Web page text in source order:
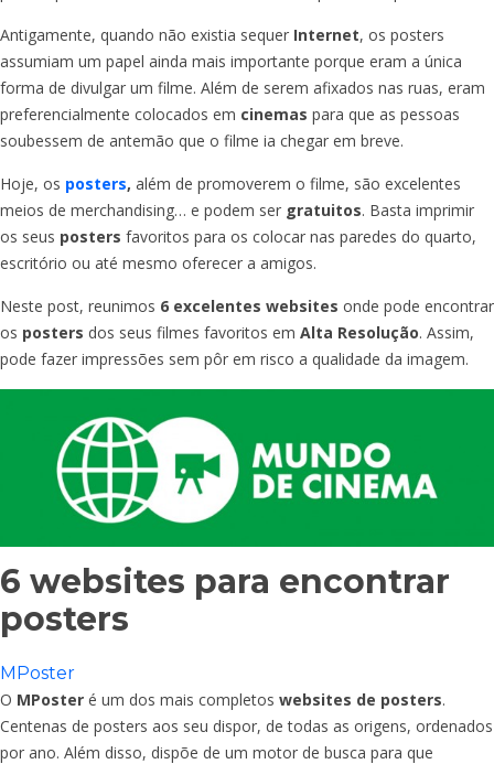
Antigamente, quando não existia sequer Internet, os posters
assumiam um papel ainda mais importante porque eram a única
forma de divulgar um filme. Além de serem afixados nas ruas, eram
preferencialmente colocados em cinemas para que as pessoas
soubessem de antemão que o filme ia chegar em breve.
Hoje, os posters, além de promoverem o filme, são excelentes
meios de merchandising… e podem ser gratuitos. Basta imprimir
os seus posters favoritos para os colocar nas paredes do quarto,
escritório ou até mesmo oferecer a amigos.
Neste post, reunimos 6 excelentes websites onde pode encontrar
os posters dos seus filmes favoritos em Alta Resolução. Assim,
pode fazer impressões sem pôr em risco a qualidade da imagem.
6 websites para encontrar
posters
MPoster
O MPoster é um dos mais completos websites de posters.
Centenas de posters aos seu dispor, de todas as origens, ordenados
por ano. Além disso, dispõe de um motor de busca para que